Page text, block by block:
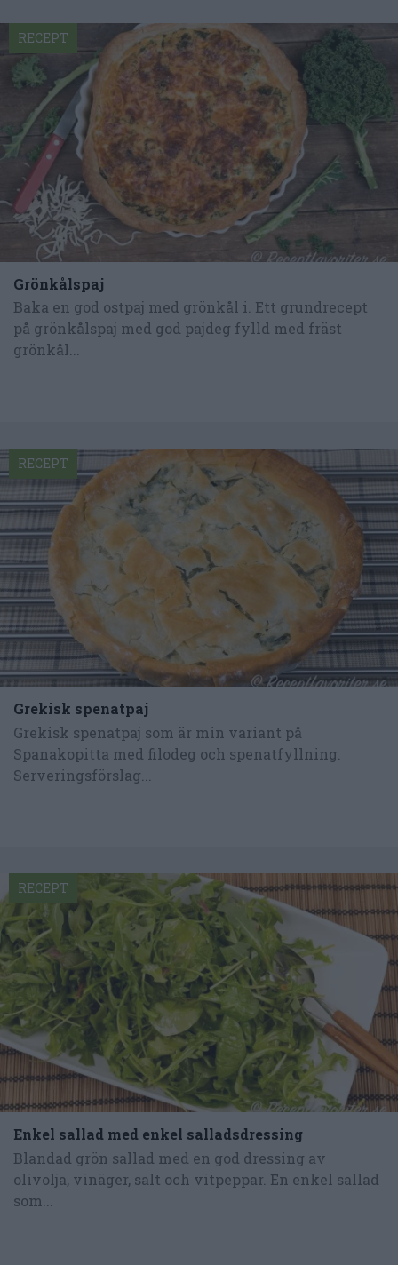
Grönkålspaj
Baka en god ostpaj med grönkål i. Ett grundrecept
på grönkålspaj med god pajdeg fylld med fräst
grönkål...
RECEPT
Grekisk spenatpaj
Grekisk spenatpaj som är min variant på
Spanakopitta med filodeg och spenatfyllning.
Serveringsförslag...
RECEPT
Enkel sallad med enkel salladsdressing
Blandad grön sallad med en god dressing av
olivolja, vinäger, salt och vitpeppar. En enkel sallad
som...
RECEPT